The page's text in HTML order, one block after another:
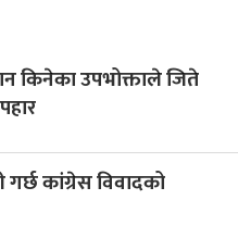
किनेका उपभोक्ताले जिते
कांग्रेस विवादको